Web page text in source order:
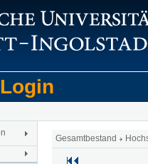
Login
Gesamtbestand